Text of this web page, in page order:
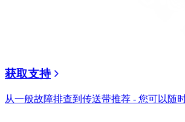
获取支持
从一般故障排查到传送带推荐 - 您可以随